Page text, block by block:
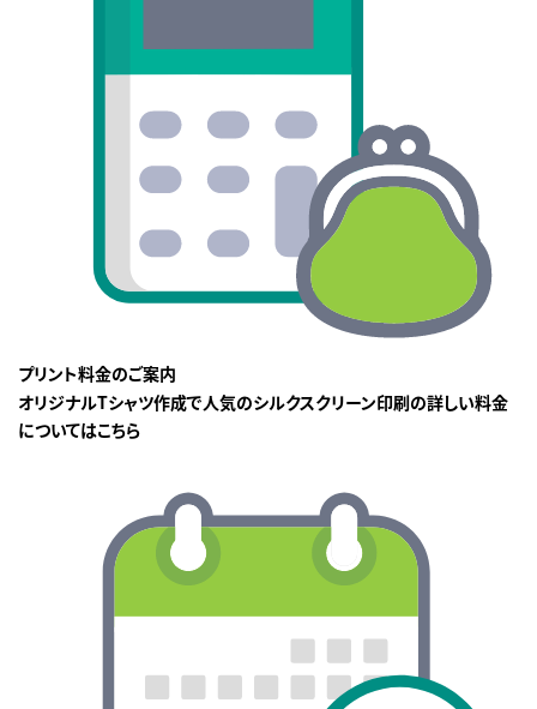
プリント料金のご案内
オリジナルTシャツ作成で人気のシルクスクリーン印刷の詳しい料金
についてはこちら